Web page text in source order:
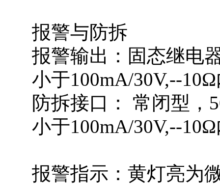
报警与防拆
报警输出：固态继电
小于100mA/30V,--
防拆接口： 常闭型，
小于100mA/30V,--
报警指示：黄灯亮为